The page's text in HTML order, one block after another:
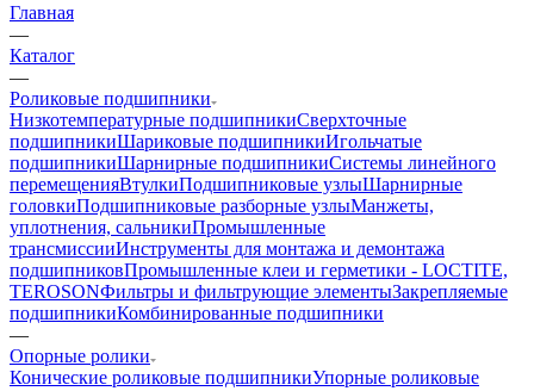
Главная
—
Каталог
—
Роликовые подшипники
Низкотемпературные подшипникиСверхточные
подшипникиШариковые подшипникиИгольчатые
подшипникиШарнирные подшипникиСистемы линейного
перемещенияВтулкиПодшипниковые узлыШарнирные
головкиПодшипниковые разборные узлыМанжеты,
уплотнения, сальникиПромышленные
трансмиссииИнструменты для монтажа и демонтажа
подшипниковПромышленные клеи и герметики - LOCTITE,
TEROSONФильтры и фильтрующие элементыЗакрепляемые
подшипникиКомбинированные подшипники
—
Опорные ролики
Конические роликовые подшипникиУпорные роликовые